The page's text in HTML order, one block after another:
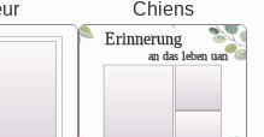
Chiens
Erinnerung
an das leben uan